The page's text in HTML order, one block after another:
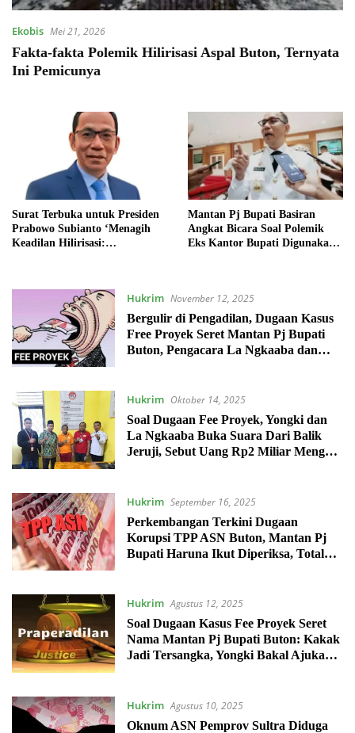
Ekobis Mei 21, 2026
Fakta-fakta Polemik Hilirisasi Aspal Buton, Ternyata
Ini Pemicunya
Surat Terbuka untuk Presiden
Prabowo Subianto ‘Menagih
Keadilan Hilirisasi:
Mantan Pj Bupati Basiran
Angkat Bicara Soal Polemik
Eks Kantor Bupati Digunakan
Hukrim November 12, 2025
Bergulir di Pengadilan, Dugaan Kasus
Free Proyek Seret Mantan Pj Bupati
Buton, Pengacara La Ngkaaba dan
Hukrim Oktober 14, 2025
Soal Dugaan Fee Proyek, Yongki dan
La Ngkaaba Buka Suara Dari Balik
Jeruji, Sebut Uang Rp2 Miliar Mengalir
Hukrim September 16, 2025
Perkembangan Terkini Dugaan
Korupsi TPP ASN Buton, Mantan Pj
Bupati Haruna Ikut Diperiksa, Total
Hukrim Agustus 12, 2025
Soal Dugaan Kasus Fee Proyek Seret
Nama Mantan Pj Bupati Buton: Kakak
Jadi Tersangka, Yongki Bakal Ajukan
Hukrim Agustus 10, 2025
Oknum ASN Pemprov Sultra Diduga